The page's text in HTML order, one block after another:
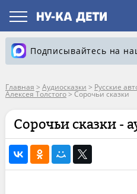
Подписывайтесь на
Главная > Аудиосказки > Русские
Алексея Толстого>Сорочьи сказки
Сорочьи сказки -